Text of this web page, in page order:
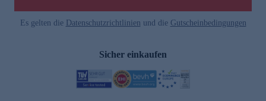
Es gelten die Datenschutzrichtlinien und die Gutscheinbedingungen
Sicher einkaufen